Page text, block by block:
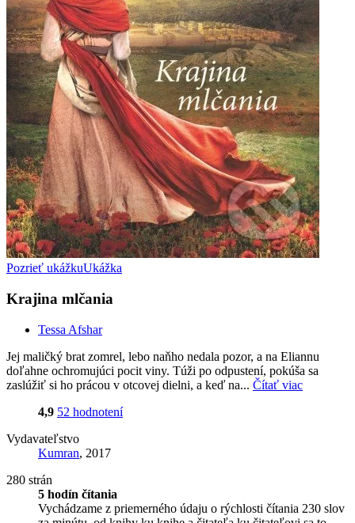
Pozrieť ukážkuUkážka
Krajina mlčania
Tessa Afshar
Jej maličký brat zomrel, lebo naňho nedala pozor, a na Eliannu
doľahne ochromujúci pocit viny. Túži po odpustení, pokúša sa
zaslúžiť si ho prácou v otcovej dielni, a keď na... Čítať viac
4,9 52 hodnotení
Vydavateľstvo
Kumran, 2017
280 strán
5 hodín čítania
Vychádzame z priemerného údaju o rýchlosti čítania 230 slov